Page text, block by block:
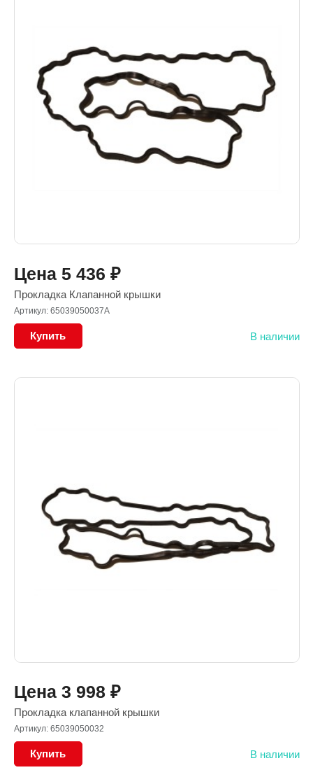
Цена 5 436 ₽
Прокладка Клапанной крышки
Артикул: 65039050037A
Купить В наличии
Цена 3 998 ₽
Прокладка клапанной крышки
Артикул: 65039050032
Купить В наличии